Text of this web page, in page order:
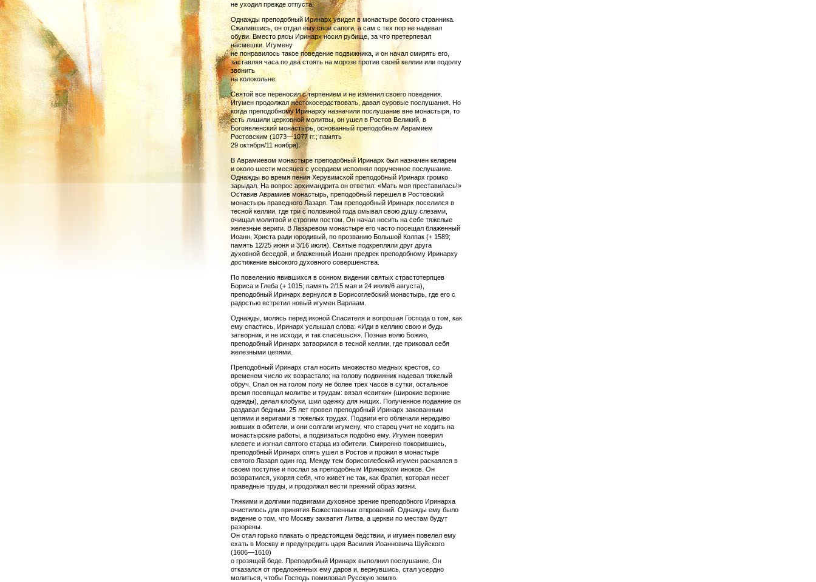
не уходил прежде отпуста.
Однажды преподобный Иринарх увидел в монастыре босого странника.
Сжалив­шись, он отдал ему свои сапоги, а сам с тех пор не надевал
обуви. Вместо рясы Иринарх носил рубище, за что претерпевал
насмешки. Игумену
не понравилось такое поведение подвижника, и он начал смирять его,
заставляя часа по два стоять на морозе против своей келлии или подолгу
звонить
на колокольне.
Святой все переносил с терпением и не изменил своего поведения.
Игумен продол­жал жестокосердствовать, давая суровые послушания. Но
когда препо­добному Иринарху назначили послушание вне монастыря, то
есть лишили цер­ковной мо­литвы, он ушел в Ростов Великий, в
Богоявленский монастырь, основанный преподобным Аврамием
Ростовским (1073—1077 гг.; память
29 октября/11 ноября).
В Аврамиевом монастыре преподобный Иринарх был назначен келарем
и около шести месяцев с усердием исполнял порученное послушание.
Однажды во время пения Херувимской преподобный Иринарх громко
зарыдал. На вопрос архимандрита он ответил: «Мать моя преставилась!»
Оставив Аврамиев монас­тырь, препо­добный перешел в Ростовский
монастырь праведного Лазаря. Там преподобный Иринарх поселился в
тесной келлии, где три с половиной года омы­вал свою душу слезами,
очищал молитвой и строгим постом. Он начал но­­сить на себе тяжелые
железные вериги. В Лазаревом монастыре его часто по­сещал блаженный
Иоанн, Христа ради юродивый, по прозванию Большой Колпак (+ 1589;
память 12/25 июня и 3/16 июля). Святые подкрепляли друг друга
духовной беседой, и блаженный Иоанн предрек преподобному Иринарху
достижение высокого духовного совершенства.
По повелению явившихся в сонном видении святых страстотерпцев
Бориса и Глеба (+ 1015; память 2/15 мая и 24 июля/6 августа),
преподобный Иринарх вернулся в Борисоглебский монастырь, где его с
радостью встретил новый игу­мен Варлаам.
Однажды, молясь перед иконой Спасителя и вопрошая Господа о том, как
ему спастись, Иринарх услышал слова: «Иди в келлию свою и будь
затворник, и не исходи, и так спасешься». Познав волю Божию,
преподобный Иринарх затворился в тесной келлии, где приковал себя
железными цепями.
Преподобный Иринарх стал носить множество медных крестов, со
време­нем число их возрастало; на голову подвижник надевал тяжелый
обруч. Спал он на голом полу не более трех часов в сутки, остальное
время посвящал молитве и трудам: вязал «свитки» (широкие верхние
одежды), делал клобуки, шил одежку для нищих. Полученное подаяние он
раздавал бедным. 25 лет про­вел преподобный Иринарх закованным
цепями и веригами в тяжелых трудах. Подвиги его обличали нерадиво
живших в обители, и они солгали игумену, что старец учит не ходить на
монастырские работы, а подвизаться подобно ему. Игумен поверил
клевете и изгнал святого старца из обители. Смиренно по­ко­рившись,
преподобный Иринарх опять ушел в Ростов и прожил в монастыре
святого Лазаря один год. Между тем борисоглебский игумен раскаялся в
своем поступке и послал за преподобным Иринархом иноков. Он
возвратился, укоряя себя, что живет не так, как братия, которая несет
праведные труды, и продолжал вести прежний образ жизни.
Тяжкими и долгими подвигами духовное зрение преподобного Ири­нарха
очисти­лось для принятия Божественных откровений. Однажды ему было
ви­дение о том, что Москву захватит Литва, а церкви по местам будут
разорены.
Он стал горько плакать о предстоящем бедствии, и игумен повелел ему
ехать в Москву и предуп­редить царя Василия Иоанновича Шуйского
(1606—1610)
о грозящей беде. Преподобный Иринарх выполнил послушание. Он
отказался от предложенных ему даров и, вернувшись, стал усердно
молиться, чтобы Гос­подь помиловал Русскую землю.